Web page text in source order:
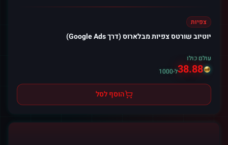
צפיות
יוטיוב שורטס צפיות מבלארוס (דרך Google Ads)
עולם כולו
38.88ל-1000
הוסף לסל